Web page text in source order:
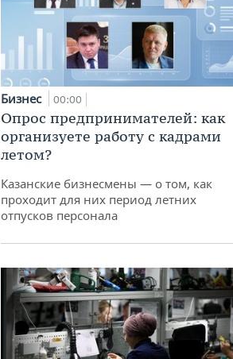
Бизнес 00:00
Опрос предпринимателей: как
организуете работу с кадрами
летом?
Казанские бизнесмены — о том, как
проходит для них период летних
отпусков персонала